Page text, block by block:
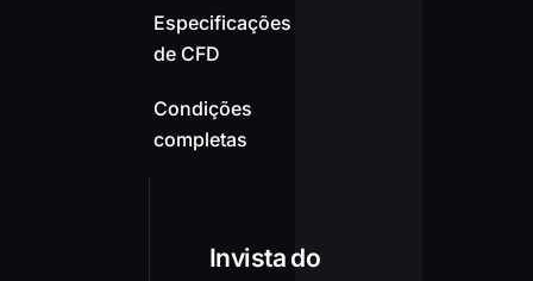
Especificações
de CFD
Condições
completas
Invista do